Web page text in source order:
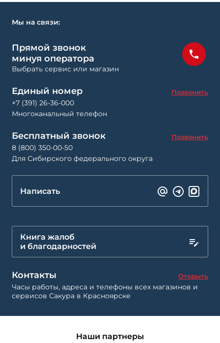
Мы на связи:
Прямой звонок
минуя оператора
Выбрать сервис или магазин
Единый номер Позвонить
+7 (391) 26-36-000
Многоканальный телефон
Бесплатный звонок Позвонить
8 (800) 350-00-50
Для Сибирского федерального округа
Написать
Книга жалоб
и благодарностей
Контакты Открыть
Часы работы, адреса и телефоны всех магазинов и
сервисов Сакура в Красноярске
Наши партнеры